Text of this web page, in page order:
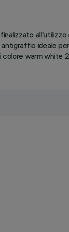
ideale
warm white